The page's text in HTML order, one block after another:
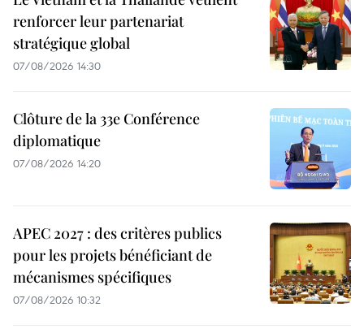
renforcer leur partenariat
stratégique global
07/08/2026 14:30
Clôture de la 33e Conférence
diplomatique
07/08/2026 14:20
APEC 2027 : des critères publics
pour les projets bénéficiant de
mécanismes spécifiques
07/08/2026 10:32